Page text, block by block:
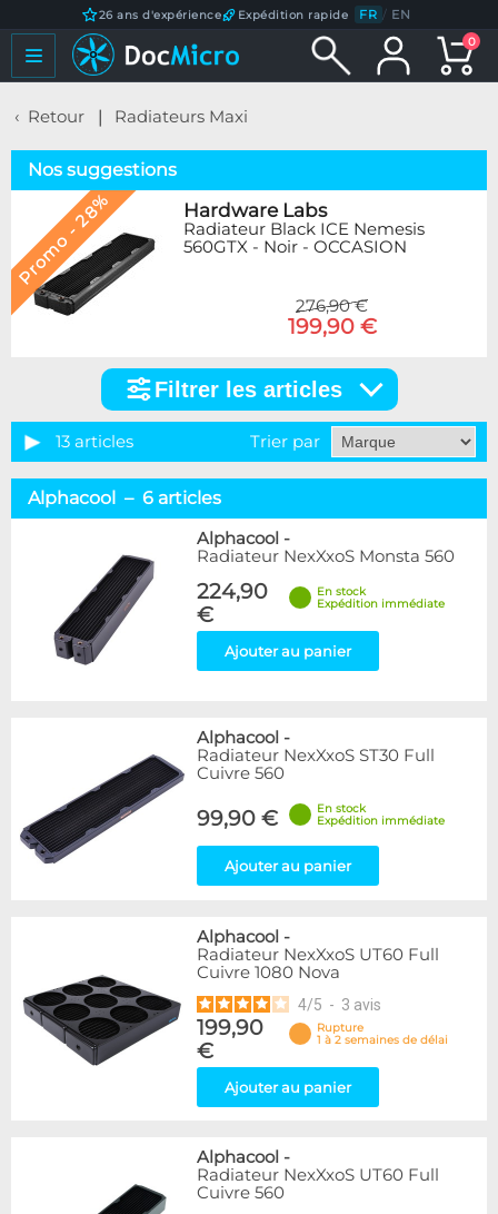
26 ans d'expérience Expédition rapide FR / EN
0
Retour Radiateurs Maxi
Nos suggestions
Promo - 28% Hardware Labs
Radiateur Black ICE Nemesis
560GTX - Noir - OCCASION
276,90 €
199,90 €
articles
Marque
Alphacool
6
WaterCool
1
Disponibilité / Promotions
Articles en stock
Articles en promotions
Filtrer les articles
13 articles Trier par
Alphacool – 6 articles
Alphacool -
Radiateur NexXxoS Monsta 560
224,90
€
En stock
Expédition immédiate
Ajouter au panier
Alphacool -
Radiateur NexXxoS ST30 Full
Cuivre 560
99,90 €
En stock
Expédition immédiate
Ajouter au panier
Alphacool -
Radiateur NexXxoS UT60 Full
Cuivre 1080 Nova
4/5 - 3 avis
199,90
€
Rupture
1 à 2 semaines de délai
Ajouter au panier
Alphacool -
Radiateur NexXxoS UT60 Full
Cuivre 560